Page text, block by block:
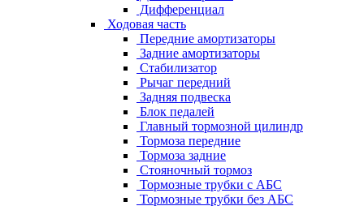
Дифференциал
Ходовая часть
Передние амортизаторы
Задние амортизаторы
Стабилизатор
Рычаг передний
Задняя подвеска
Блок педалей
Главный тормозной цилиндр
Тормоза передние
Тормоза задние
Стояночный тормоз
Тормозные трубки с АБС
Тормозные трубки без АБС